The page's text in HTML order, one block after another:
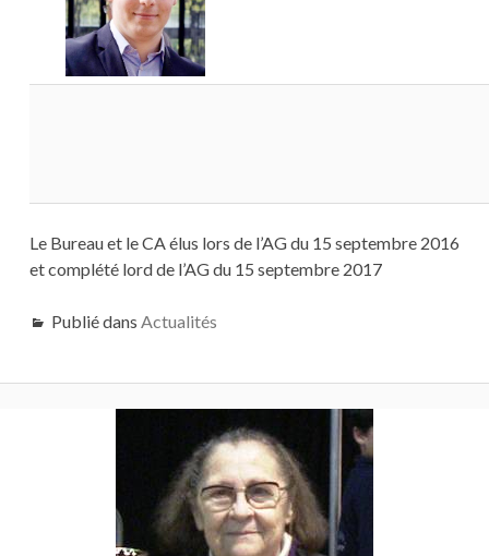
Le Bureau et le CA élus lors de l’AG du 15 septembre 2016
et complété lord de l’AG du 15 septembre 2017
Publié dans Actualités